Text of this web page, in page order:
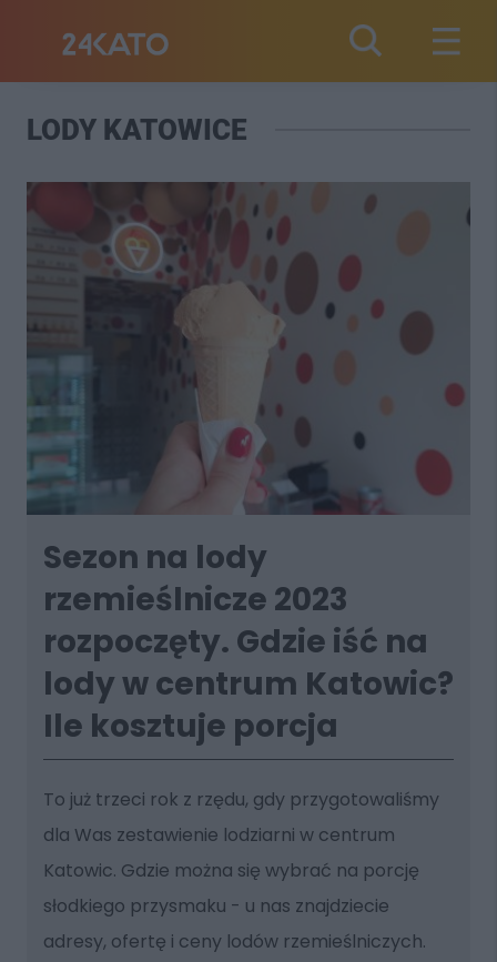
LODY KATOWICE
Sezon na lody
rzemieślnicze 2023
rozpoczęty. Gdzie iść na
lody w centrum Katowic?
Ile kosztuje porcja
To już trzeci rok z rzędu, gdy przygotowaliśmy
dla Was zestawienie lodziarni w centrum
Katowic. Gdzie można się wybrać na porcję
słodkiego przysmaku - u nas znajdziecie
adresy, ofertę i ceny lodów rzemieślniczych.